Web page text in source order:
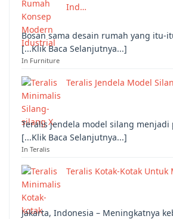
Ind…
Bosan sama desain rumah yang itu-
[...Klik Baca Selanjutnya...]
In Furniture
Teralis Jendela Model
Teralis jendela model silang
[...Klik Baca Selanjutnya...]
In Teralis
Teralis Kotak-Kotak
Jakarta, Indonesia – Meningkatnya